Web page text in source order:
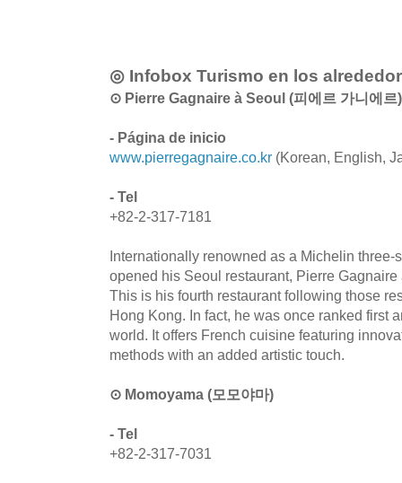
◎ Infobox Turismo en los
⊙ Pierre Gagnaire à Seoul (피에르 가니에르)
- Página de inicio
www.pierregagnaire.co.kr (Korean, English,
- Tel
+82-2-317-7181
Internationally renowned as a Michelin three-
opened his Seoul restaurant, Pierre
This is his fourth restaurant following those
Hong Kong. In fact, he was once ranked first
world. It offers French cuisine featuring
methods with an added artistic touch.
⊙ Momoyama (모모야마)
- Tel
+82-2-317-7031